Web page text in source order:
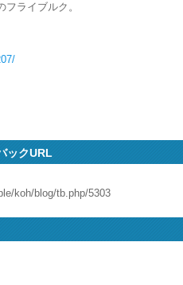
ライブルク。
ックURL
koh/blog/tb.php/5303